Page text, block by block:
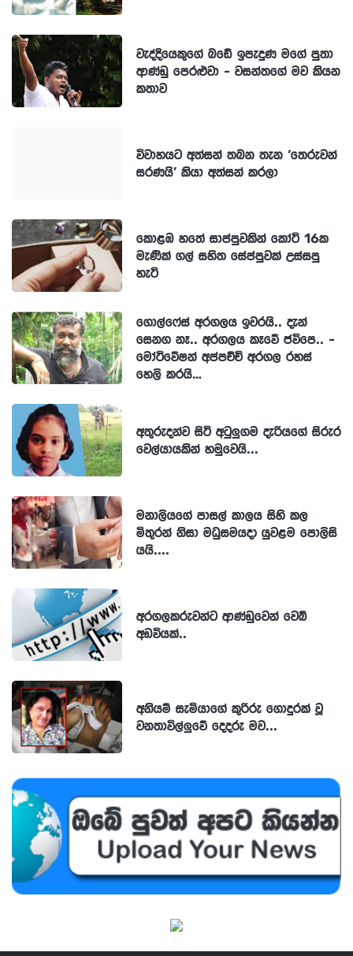
වැද්දියෙකුගේ බඩේ ඉපැදුණ මගේ පුතා
ආණ්ඩු පෙරළුවා - වසන්තගේ මව කියන
කතාව
විවාහයට අත්සන් තබන තැන ‘තෙරුවන්
සරණයි’ කියා අත්සන් කරලා
කොළඹ හතේ සාප්පුවකින් කෝටි 16ක
මැණික් ගල් සහිත සේප්පුවක් උස්සපු
හැටි
ගොල්ෆේස් අරගලය ඉවරයි.. දැන්
සෙනග නෑ.. අරගලය කෑවේ ජවිපෙ.. -
මෝටිවේෂන් අප්පච්චි අරගල රහස්
හෙලි කරයි…
අතුරුදන්ව සිටි අටුලුගම දැරියගේ සිරුර
වෙල්යායකින් හමුවෙයි...
මනාලියගේ පාසල් කාලය සිහි කල
මිතුරන් නිසා මධුසමයදා යුවළම පොලිසි
යයි....
අරගලකරුවන්ට ආණ්ඩුවෙන් වෙබ්
අඩවියක්..
අනියම් සැමියාගේ කුරිරු ගොදුරක් වූ
වනතාවිල්ලුවේ දෙදරු මව...